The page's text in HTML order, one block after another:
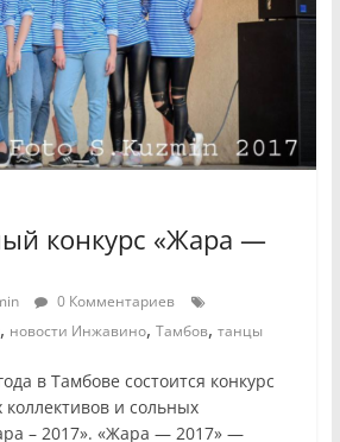
конкурс «Жара —
0 Комментариев
, новости Инжавино, Тамбов, танцы
в Тамбове состоится конкурс
и сольных
– 2017». «Жара — 2017» —